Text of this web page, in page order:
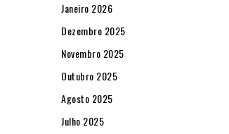
Janeiro 2026
Dezembro 2025
Novembro 2025
Outubro 2025
Agosto 2025
Julho 2025